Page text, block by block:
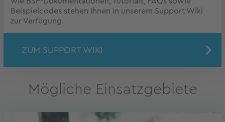
Beispielcodes stehen Ihnen in unserem Support Wiki
zur Verfügung.
ZUM SUPPORT WIKI
Mögliche Einsatzgebiete